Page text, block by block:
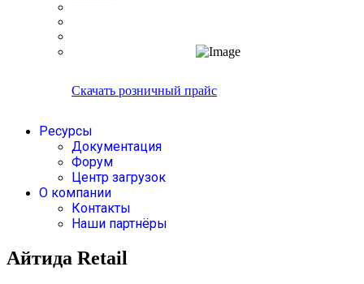
Скачать розничный прайс
Ресурсы
Документация
Форум
Центр загрузок
О компании
Контакты
Наши партнёры
Айтида Retail